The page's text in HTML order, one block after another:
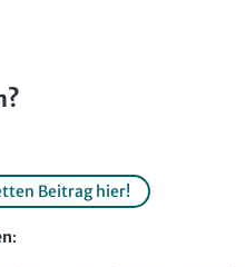
Beitrag hier!
: